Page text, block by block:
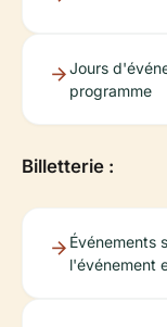
Jours
programme
Billetterie :
Événements
l'événement